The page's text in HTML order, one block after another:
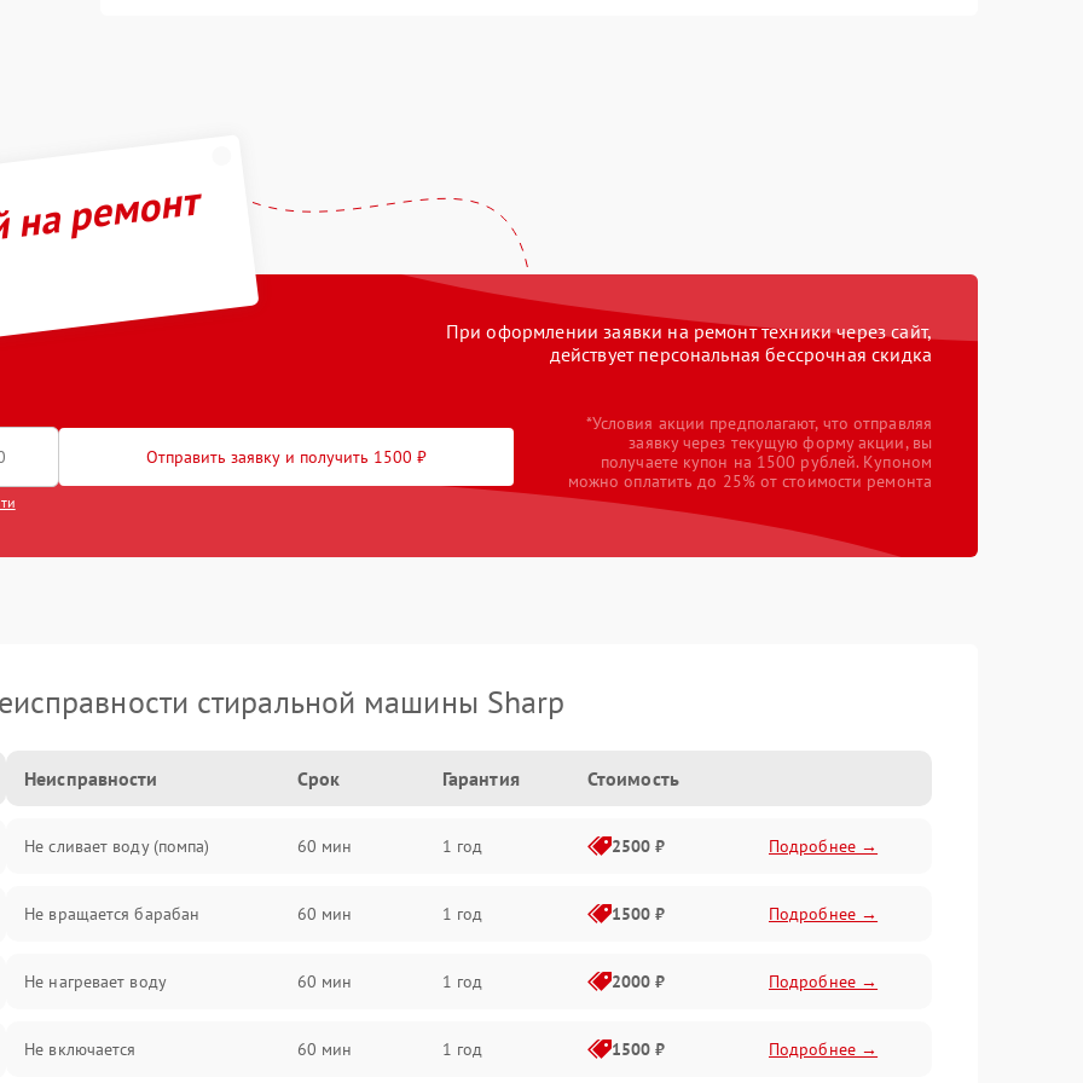
ремонт
При оформлении заявки на ремонт техники через сайт,
действует персональная бессрочная скидка
Отправить заявку и получить 1500 ₽
*Условия акции предполагают, что отправляя
заявку через текущую форму акции, вы
получаете купон на 1500 рублей. Купоном
можно оплатить до 25% от стоимости ремонта
стиральной машины Sharp
Неисправности Срок Гарантия Стоимость
Не сливает воду (помпа) 60 мин 1 год 2500 ₽ Подробнее →
Не вращается барабан 60 мин 1 год 1500 ₽ Подробнее →
Не нагревает воду 60 мин 1 год 2000 ₽ Подробнее →
Не включается 60 мин 1 год 1500 ₽ Подробнее →